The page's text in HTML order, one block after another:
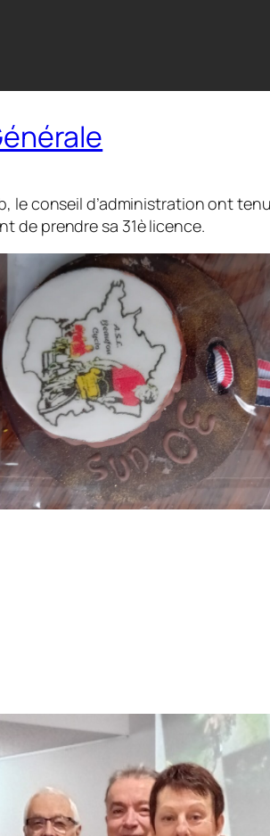
conseil d’administration ont
de prendre sa 31è licence.